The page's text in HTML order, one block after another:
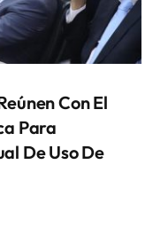
Con El
Para
De Uso De